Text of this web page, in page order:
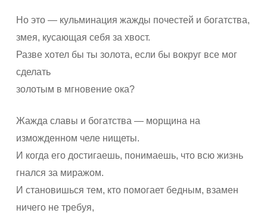
Но это — кульминация жажды почестей и богатства,
змея, кусающая себя за хвост.
Разве хотел бы ты золота, если бы вокруг все мог
сделать
золотым в мгновение ока?
Жажда славы и богатства — морщина на
изможденном челе нищеты.
И когда его достигаешь, понимаешь, что всю жизнь
гнался за миражом.
И становишься тем, кто помогает бедным, взамен
ничего не требуя,